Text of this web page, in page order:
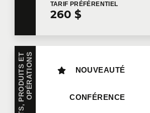
TARIF PRÉFÉRENTIEL
260 $
S NOUVEAUTÉ
CONFÉRENCE